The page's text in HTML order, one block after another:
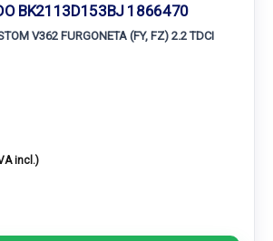
BK2113D153BJ 1866470
V362 FURGONETA (FY, FZ) 2.2 TDCI
incl.)